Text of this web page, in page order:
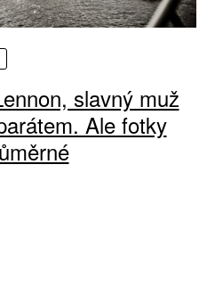
slavný muž
Ale fotky